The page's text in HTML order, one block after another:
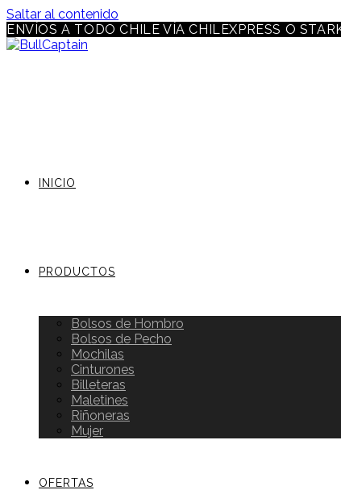
Saltar al contenido
ENVÍOS A TODO CHILE VÍA CHILEXPRESS O
INICIO
PRODUCTOS
Bolsos de Hombro
Bolsos de Pecho
Mochilas
Cinturones
Billeteras
Maletines
Riñoneras
Mujer
OFERTAS